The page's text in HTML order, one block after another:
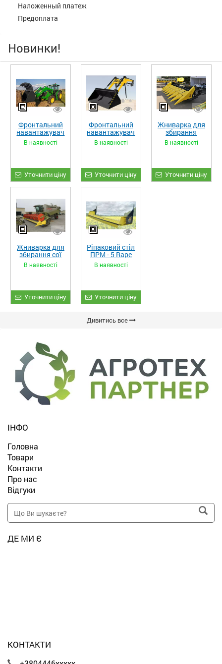
Наложенный платеж
Предоплата
Новинки!
Фронтальний
навантажувач
«STRONG XL»
В наявності
Уточнити ціну
Фронтальний
навантажувач
«STRONG»
В наявності
Уточнити ціну
Жниварка для
збирання
кукурудзи
ЖКИ-870
В наявності
Уточнити ціну
Жниварка для
збирання сої
та гороху
«ETTARO»
В наявності
Уточнити ціну
Ріпаковий стіл
ПРМ - 5 Rape
Fiore
В наявності
Уточнити ціну
Дивитись все
ІНФО
Головна
Товари
Контакти
Про нас
Відгуки
ДЕ МИ Є
КОНТАКТИ